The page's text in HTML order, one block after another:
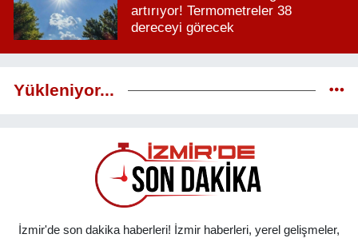
artırıyor! Termometreler 38
dereceyi görecek
Yükleniyor...
İzmir'de son dakika haberleri! İzmir haberleri, yerel gelişmeler,